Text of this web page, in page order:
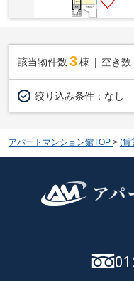
該当物件数 3棟 空き数
絞り込み条件： なし
アパートマンション館TOP > (賃